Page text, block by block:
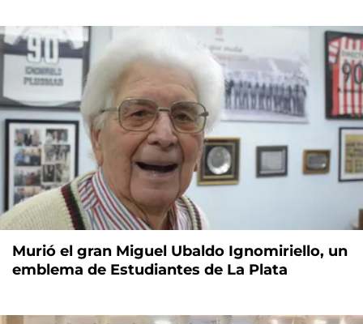
Murió el gran Miguel Ubaldo Ignomiriello, un
emblema de Estudiantes de La Plata